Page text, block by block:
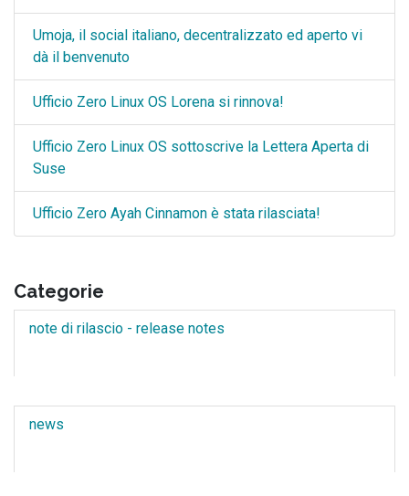
Umoja, il social italiano, decentralizzato ed aperto vi
dà il benvenuto
Ufficio Zero Linux OS Lorena si rinnova!
Ufficio Zero Linux OS sottoscrive la Lettera Aperta di
Suse
Ufficio Zero Ayah Cinnamon è stata rilasciata!
Categorie
note di rilascio - release notes
news